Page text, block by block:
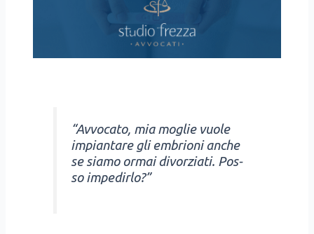
“Avvo­ca­to, mia moglie vuo­le
impian­ta­re gli embrio­ni anche
se sia­mo ormai divor­zia­ti. Pos­
so impe­dir­lo?”